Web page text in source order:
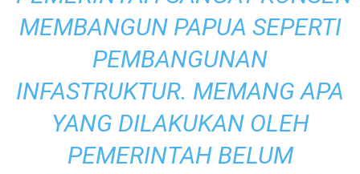
MEMBANGUN PAPUA SEPERTI
PEMBANGUNAN
INFASTRUKTUR. MEMANG APA
YANG DILAKUKAN OLEH
PEMERINTAH BELUM